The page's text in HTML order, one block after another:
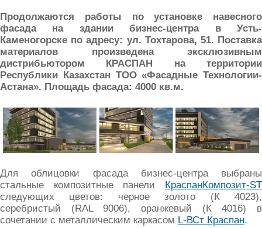
Продолжаются работы по установке навесного
фасада на здании бизнес-центра в Усть-
Каменогорске по адресу: ул. Тохтарова, 51. Поставка
материалов произведена эксклюзивным
дистрибьютором КРАСПАН на территории
Республики Казахстан ТОО «Фасадные Технологии-
Астана». Площадь фасада: 4000 кв.м.
Для облицовки фасада бизнес-центра выбраны
стальные композитные панели КраспанКомпозит-ST
следующих цветов: черное золото (К 4023),
серебристый (RAL 9006), оранжевый (К 4016) в
сочетании с металлическим каркасом L-ВСт Краспан.